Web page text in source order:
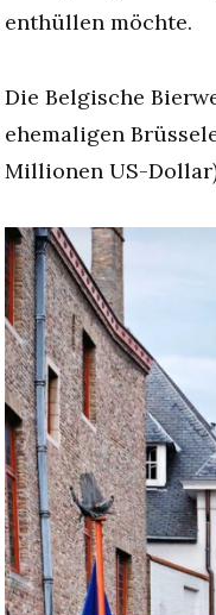
enthüllen möchte.
Die Belgische
ehemaligen
Millionen US-